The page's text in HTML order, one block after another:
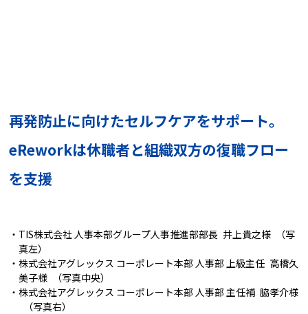
再発防止に向けたセルフケアをサポート。
eReworkは休職者と組織双方の復職フロー
を支援
TIS株式会社 人事本部グループ人事推進部部長 井上貴之様
（写
真左）
株式会社アグレックス コーポレート本部 人事部 上級主任 高橋久
美子様
（写真中央）
株式会社アグレックス コーポレート本部 人事部 主任補 脇孝介様
（写真右）